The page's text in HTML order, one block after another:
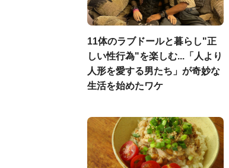
11体のラブドールと暮らし"正
しい性行為"を楽しむ...「人より
人形を愛する男たち」が奇妙な
生活を始めたワケ